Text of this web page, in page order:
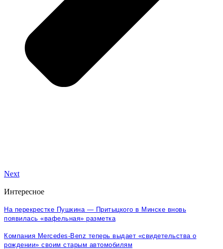
Next
Интересное
На перекрестке Пушкина — Притыцкого в Минске вновь
появилась «вафельная» разметка
Компания Mercedes-Benz теперь выдает «свидетельства о
рождении» своим старым автомобилям